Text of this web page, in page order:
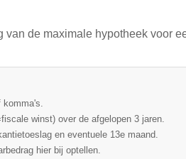
de maximale hypotheek voor
winst) over de afgelopen 3 jaren.
en eventuele 13e maand.
hier bij optellen.